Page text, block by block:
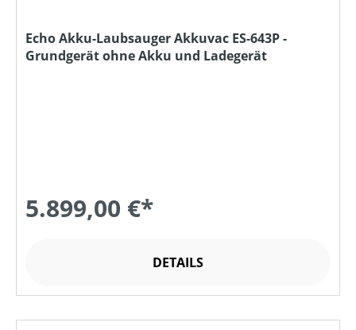
Echo Akku-Laubsauger Akkuvac ES-643P -
Grundgerät ohne Akku und Ladegerät
5.899,00 €*
DETAILS